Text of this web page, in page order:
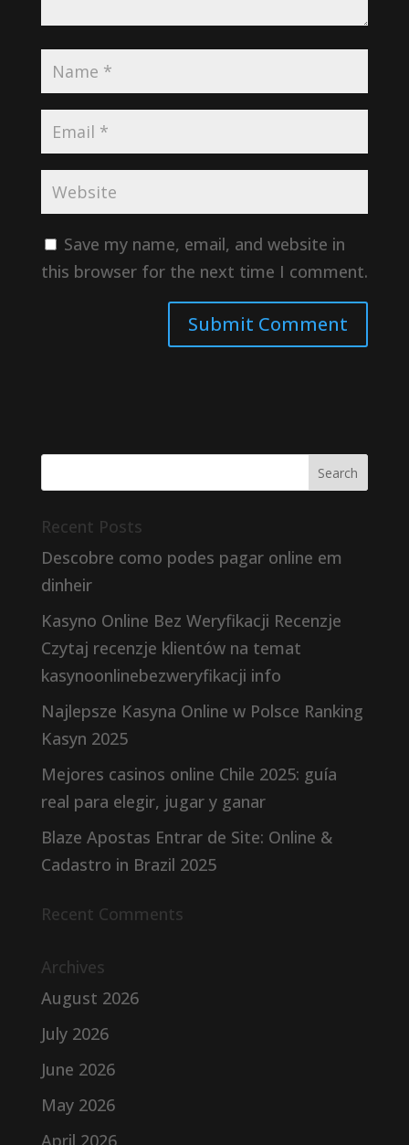
Save my name, email, and website in
this browser for the next time I comment.
Recent Posts
Descobre como podes pagar online em
dinheir
Kasyno Online Bez Weryfikacji Recenzje
Czytaj recenzje klientów na temat
kasynoonlinebezweryfikacji info
Najlepsze Kasyna Online w Polsce Ranking
Kasyn 2025
Mejores casinos online Chile 2025: guía
real para elegir, jugar y ganar
Blaze Apostas Entrar de Site: Online &
Cadastro in Brazil 2025
Recent Comments
Archives
August 2026
July 2026
June 2026
May 2026
April 2026